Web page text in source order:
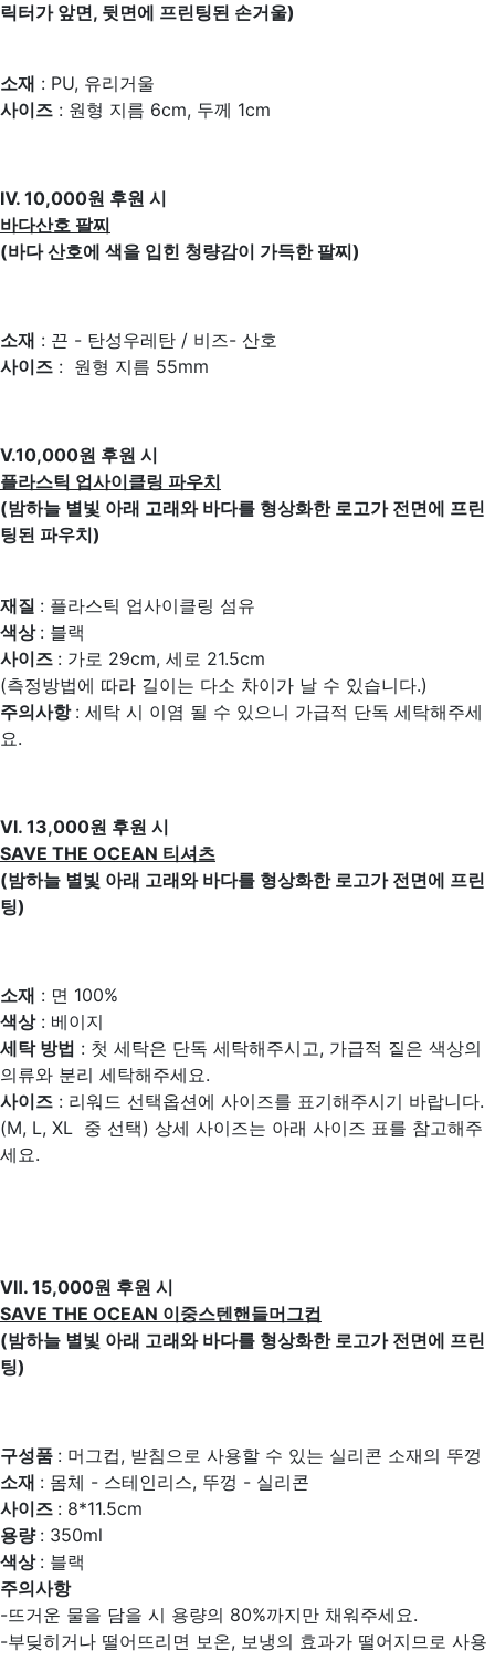
릭터가 앞면, 뒷면에 프린팅된 손거울)
소재 : PU, 유리거울
사이즈 : 원형 지름 6cm, 두께 1cm
Ⅳ. 10,000원 후원 시
바다산호 팔찌
(바다 산호에 색을 입힌 청량감이 가득한 팔찌)
소재 : 끈 - 탄성우레탄 / 비즈- 산호
사이즈 : 원형 지름 55mm
Ⅴ.10,000원 후원 시
플라스틱 업사이클링 파우치
(밤하늘 별빛 아래 고래와 바다를 형상화한 로고가 전면에 프린
팅된 파우치)
재질 : 플라스틱 업사이클링 섬유
색상 : 블랙
사이즈 : 가로 29cm, 세로 21.5cm
(측정방법에 따라 길이는 다소 차이가 날 수 있습니다.)
주의사항 : 세탁 시 이염 될 수 있으니 가급적 단독 세탁해주세
요.
Ⅵ. 13,000원 후원 시
SAVE THE OCEAN 티셔츠
(밤하늘 별빛 아래 고래와 바다를 형상화한 로고가 전면에 프린
팅)
소재 : 면 100%
색상: 베이지
세탁 방법 : 첫 세탁은 단독 세탁해주시고, 가급적 짙은 색상의
의류와 분리 세탁해주세요.
사이즈 : 리워드 선택옵션에 사이즈를 표기해주시기 바랍니다.
(M, L, XL 중 선택) 상세 사이즈는 아래 사이즈 표를 참고해주
세요.
Ⅶ. 15,000원 후원 시
SAVE THE OCEAN 이중스텐핸들머그컵
(밤하늘 별빛 아래 고래와 바다를 형상화한 로고가 전면에 프린
팅)
구성품 : 머그컵, 받침으로 사용할 수 있는 실리콘 소재의 뚜껑
소재 : 몸체 - 스테인리스, 뚜껑 - 실리콘
사이즈 : 8*11.5cm
용량 : 350ml
색상 : 블랙
주의사항
-뜨거운 물을 담을 시 용량의 80%까지만 채워주세요.
-부딪히거나 떨어뜨리면 보온, 보냉의 효과가 떨어지므로 사용